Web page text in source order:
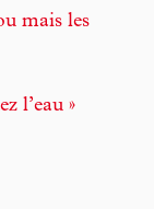
mais les
l’eau »